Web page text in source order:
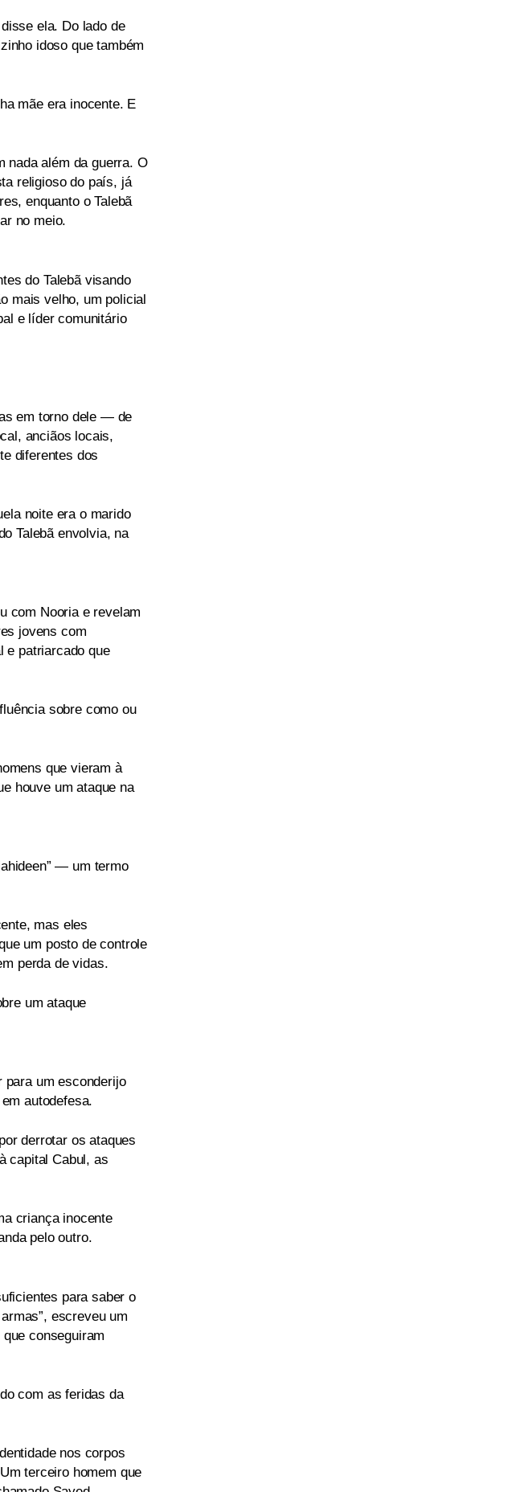
ela. Do lado de
idoso que também
mãe era inocente. E
nada além da guerra. O
religioso do país, já
enquanto o Talebã
no meio.
do Talebã visando
mais velho, um policial
e líder comunitário
em torno dele — de
anciãos locais,
diferentes dos
noite era o marido
Talebã envolvia, na
com Nooria e revelam
jovens com
e patriarcado que
sobre como ou
que vieram à
houve um ataque na
— um termo
mas eles
um posto de controle
perda de vidas.
um ataque
para um esconderijo
autodefesa.
derrotar os ataques
capital Cabul, as
criança inocente
pelo outro.
para saber o
escreveu um
conseguiram
com as feridas da
nos corpos
terceiro homem que